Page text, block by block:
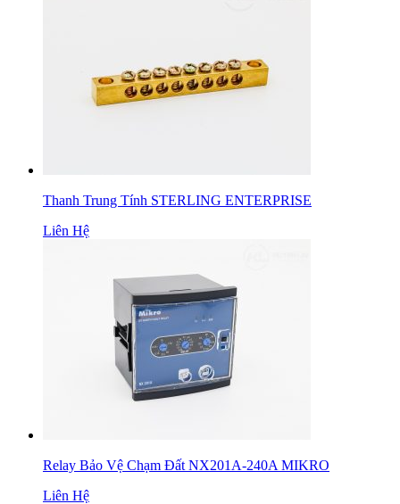
Thanh Trung Tính STERLING ENTERPRISE
Liên Hệ
Relay Bảo Vệ Chạm Đất NX201A-240A MIKRO
Liên Hệ